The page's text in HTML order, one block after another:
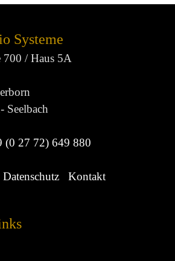
Systeme
700 / Haus 5A
Seelbach
(0 27 72) 649 880
Datenschutz Kontakt